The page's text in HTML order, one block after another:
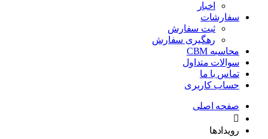
اخبار
سفارشات
ثبت سفارش
رهگیری سفارش
محاسبه CBM
سوالات متداول
تماس با ما
حساب کاربری
صفحه اصلی
رویدادها